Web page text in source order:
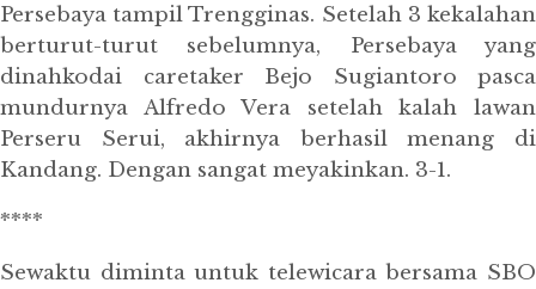
Persebaya tampil Trengginas. Setelah 3 kekalahan
berturut-turut sebelumnya, Persebaya yang
dinahkodai caretaker Bejo Sugiantoro pasca
mundurnya Alfredo Vera setelah kalah lawan
Perseru Serui, akhirnya berhasil menang di
Kandang. Dengan sangat meyakinkan. 3-1.
****
Sewaktu diminta untuk telewicara bersama SBO